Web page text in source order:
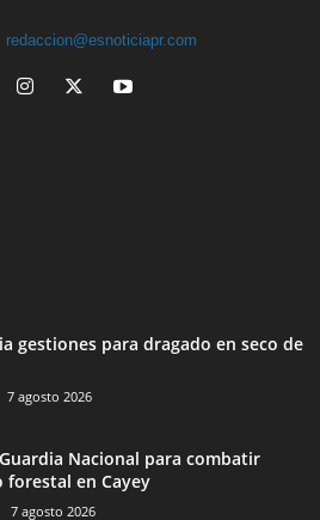
redaccion@esnoticiapr.com
gestiones para dragado en seco de
7 agosto 2026
Nacional para combatir
forestal en Cayey
7 agosto 2026